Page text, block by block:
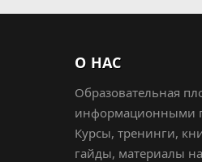
О НАС
Образовательная
информационными
Курсы, тренинги,
гайды, материалы